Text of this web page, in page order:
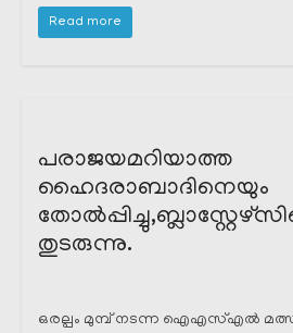
Read more
പരാജയമറിയാത്ത
ഹൈദരാബാദിനെയും
തുടരുന്നു.
ഒരല്പം മുമ്പ് നടന്ന ഐഎസ്എൽ